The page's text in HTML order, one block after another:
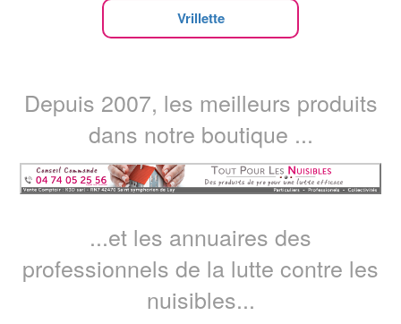
Vrillette
Depuis 2007, les meilleurs produits
dans notre boutique ...
...et les annuaires des
professionnels de la lutte contre les
nuisibles...